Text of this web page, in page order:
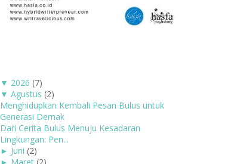
▼ 2026 (7)
▼ Agustus (2)
Menghidupkan Kembali Pesan Bulus untuk
Generasi Demak
Dari Cerita Bulus Menuju Kesadaran
Lingkungan: Pen...
► Juni (2)